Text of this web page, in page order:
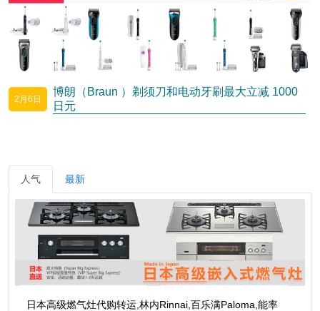
2月6日
博朗（Braun ）剃须刀和电动牙刷最大立减 1000
日元
人气 最新
日本高级燃气灶代购转运,林内Rinnai,百乐满Paloma,能率